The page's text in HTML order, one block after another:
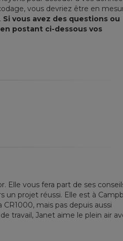
vous devriez être en
Si vous avez des questions ou
postant ci-dessous vos
Elle vous fera part de ses
un projet réussi. Elle est à
mais pas depuis aussi
travail, Janet aime le plein air